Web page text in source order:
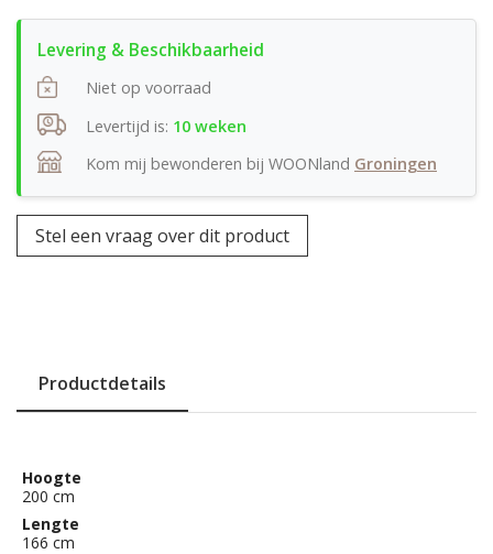
Niet op voorraad
Levertijd is: 10 weken
Kom mij bewonderen bij WOONland Groningen
Stel een vraag over dit product
Productdetails
Hoogte
200 cm
Lengte
166 cm